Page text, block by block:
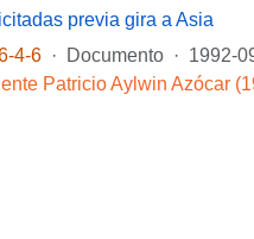
previa gira a Asia
4-6
· Documento · 1992-
Patricio Aylwin Azócar